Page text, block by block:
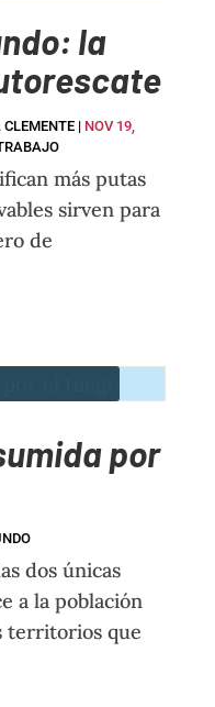
la
| NOV 19,
más putas
sirven para
de
por
dos únicas
a la población
territorios que